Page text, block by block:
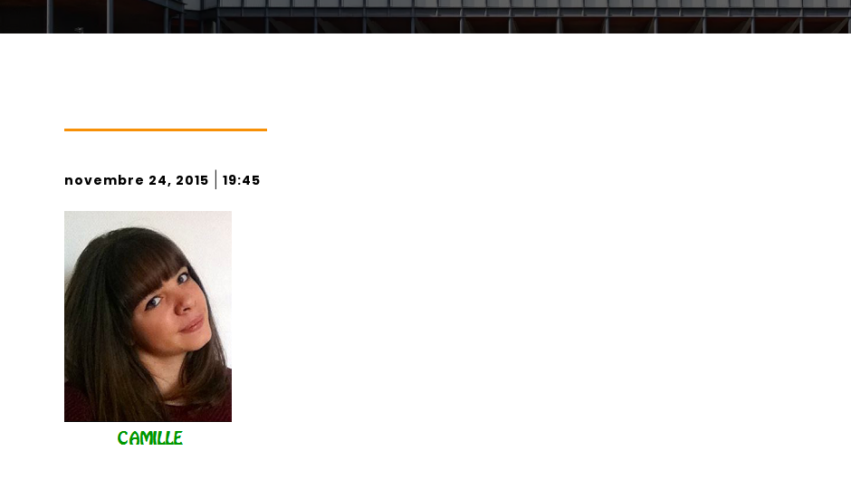
novembre 24, 2015 19:45